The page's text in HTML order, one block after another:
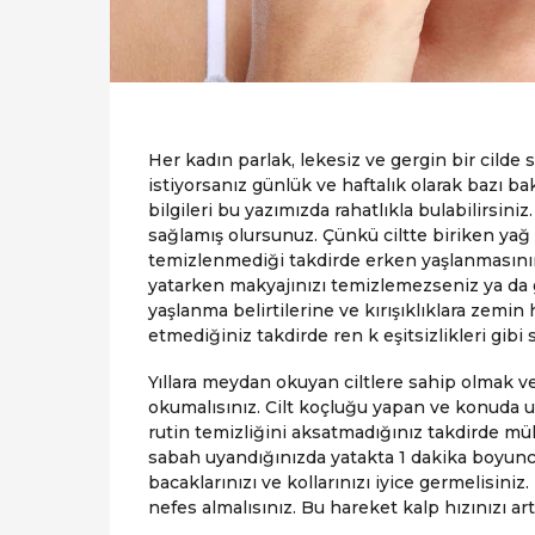
Her kadın parlak, lekesiz ve gergin bir cilde
istiyorsanız günlük ve haftalık olarak bazı
bilgileri bu yazımızda rahatlıkla
sağlamış olursunuz. Çünkü ciltte biriken
temizlenmediği takdirde erken
yatarken makyajınızı temizlemezseniz ya
yaşlanma belirtilerine ve kırışıklıklara
etmediğiniz takdirde ren k eşitsizlikleri gibi
Yıllara meydan okuyan ciltlere sahip olmak
okumalısınız. Cilt koçluğu yapan ve konuda
rutin temizliğini aksatmadığınız takdirde
sabah uyandığınızda yatakta 1 dakika
bacaklarınızı ve kollarınızı iyice
nefes almalısınız. Bu hareket kalp